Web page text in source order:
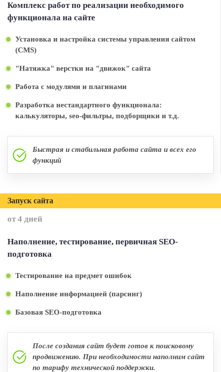
Комплекс работ по реализации необходимого
функционала на сайте
Установка и настройка системы управления сайтом
(CMS)
"Натяжка" верстки на "движок" сайта
Работа с модулями и плагинами
Разработка нестандартного функционала:
калькуляторы, seo-фильтры, подборщики и т.д.
Быстрая и стабильная работа сайта и всех его
функций
Запуск сайта
от 4 дней
Наполнение, тестирование, первичная SEO-
подготовка
Тестирование на предмет ошибок
Наполнение информацией (парсинг)
Базовая SEO-подготовка
После создания сайт будет готов к поисковому
продвижению. При необходимости наполним сайт
по тарифу технической поддержки.